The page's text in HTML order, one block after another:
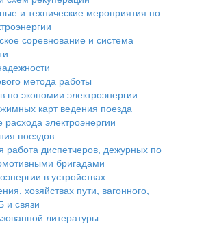
и технические мероприятия по
соревнование и система
метода работы
по экономии электроэнергии
карт ведения поезда
электроэнергии
поездов
работа диспетчеров, дежурных по
бригадами
в устройствах
хозяйствах пути, вагонного,
и связи
литературы